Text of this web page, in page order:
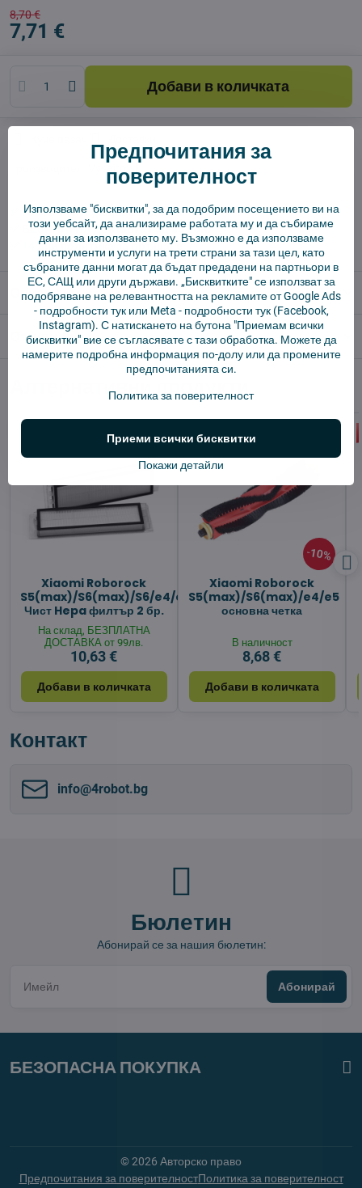
8,70 €
7,71 €
Добави в количката
✅ Готов за изпращане веднага
✅ БЕЗПЛАТНА доставка над 55 EUR.
✅ 14 дни политика за връщане
Описание
Отзиви 0
Алтернативни продукти
Xiaomi Roborock
S5(max)/S6(max)/S6/e4/e5
Чист Hepa филтър 2 бр.
На склад, БЕЗПЛАТНА
ДОСТАВКА от 99лв.
10,63 €
Добави в количката
10%
Xiaomi Roborock
S5(max)/S6(max)/e4/e5
основна четка
В наличност
8,68 €
Добави в количката
Контакт
info​@4robot​.bg
Бюлетин
Абонирай се за нашия бюлетин:
Абонирай
БЕЗОПАСНА ПОКУПКА
©2026 Авторско право
Предпочитания за поверителностПолитика за поверителност
Предпочитания за
поверителност
Използваме "бисквитки", за да подобрим посещението ви на
този уебсайт, да анализираме работата му и да събираме
данни за използването му. Възможно е да използваме
инструменти и услуги на трети страни за тази цел, като
събраните данни могат да бъдат предадени на партньори в
ЕС, САЩ или други държави. „Бисквитките" се използват за
подобряване на релевантността на рекламите от Google Ads
- подробности тукили Meta - подробности тук(Facebook,
Instagram). С натискането на бутона "Приемам всички
бисквитки" вие се съгласявате с тази обработка. Можете да
намерите подробна информация по-долу или да промените
предпочитанията си.
Политика за поверителност
Покажи детайли
Приеми всички бисквитки